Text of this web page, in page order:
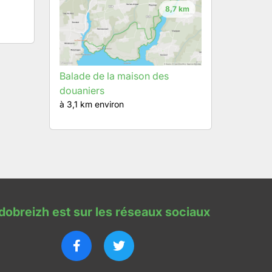
8,7 km
Balade de la maison des
douaniers
à 3,1 km environ
est sur les réseaux sociaux